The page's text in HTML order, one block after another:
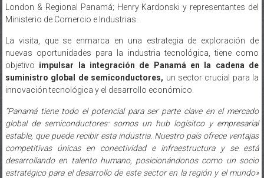
London & Regional Panamá; Henry Kardonski y representantes del
Ministerio de Comercio e Industrias.
La visita, que se enmarca en una estrategia de exploración de
nuevas oportunidades para la industria tecnológica, tiene como
objetivo impulsar la integración de Panamá en la cadena de
suministro global de semiconductores, un sector crucial para la
innovación tecnológica y el desarrollo económico.
“Panamá tiene todo el potencial para ser parte clave en el mercado
global de semiconductores: somos un hub logísitco y empresarial
estable, que puede recibir esta industria. Nuestro país ofrece ventajas
competitivas únicas en conectividad e infraestructura y se está
desarrollando en talento humano, posicionándonos como un socio
estratégico para el desarrollo de este sector en la región y el mundo»